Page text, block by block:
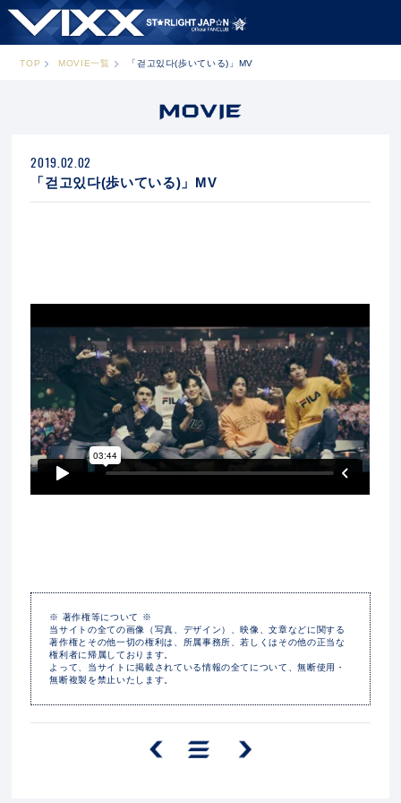
TOP MOVIE一覧 「걷고있다(歩いている)」MV
2019.02.02
「걷고있다(歩いている)」MV
※ 著作権等について ※
当サイトの全ての画像（写真、デザイン）、映像、文章などに関する
著作権とその他一切の権利は、所属事務所、若しくはその他の正当な
権利者に帰属しております。
よって、当サイトに掲載されている情報の全てについて、無断使用・
無断複製を禁止いたします。